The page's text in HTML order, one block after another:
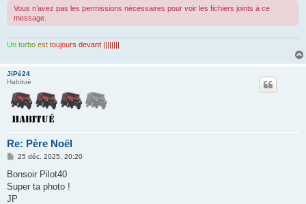
Vous n’avez pas les permissions nécessaires pour voir les fichiers joints à ce
message.
Un turbo est toujours devant ||||||||
JiPé24
Habitué
Re: Père Noël
M
s
a
g
25 déc. 2025, 20:20
Bonsoir Pilot40
Super ta photo !
JP